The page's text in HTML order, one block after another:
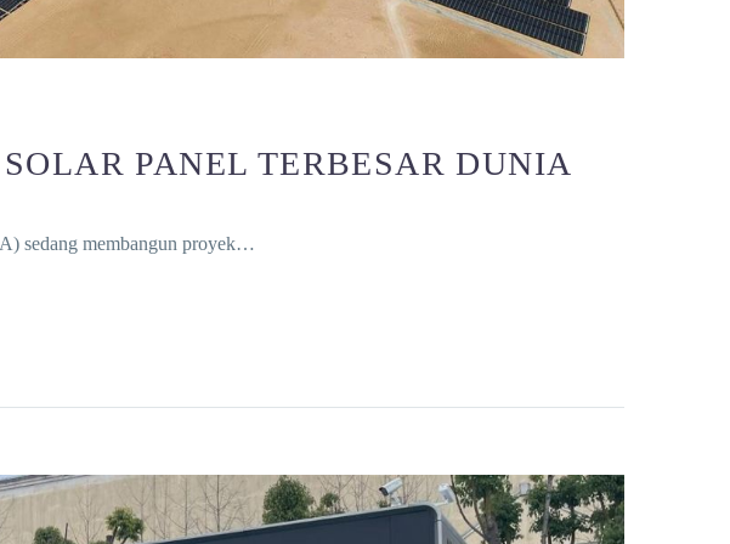
PANEL TERBESAR DUNIA
sedang membangun proyek…